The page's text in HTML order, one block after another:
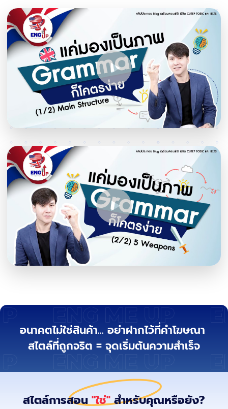
อนาคตไม่ใช่สินค้า... อย่าฝากไว้ที่คำโฆษณา
สไตล์ที่ถูกจริต = จุดเริ่มต้นความสำเร็จ
สไตล์การสอน"ใช่"สำหรับคุณหรือยัง?